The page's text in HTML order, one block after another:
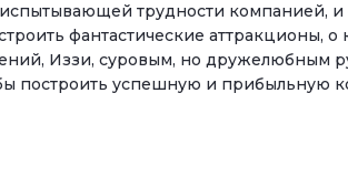
трудности компанией, и
фантастические аттракционы, о
Иззи, суровым, но дружелюбным
построить успешную и прибыльную